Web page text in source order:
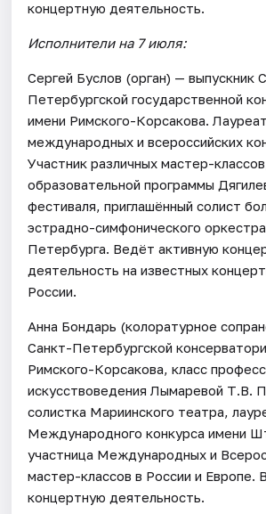
концертную деятельность.
Исполнители на 7 июля:
Сергей Буслов (орган) — выпускник
Петербургской государственной
имени Римского-Корсакова. Лауреат
международных и всероссийских
Участник различных мастер-
образовательной программы
фестиваля, приглашённый солист
эстрадно-симфонического
Петербурга. Ведёт активную
деятельность на известных
России.
Анна Бондарь (колоратурное
Санкт-Петербургской
Римского-Корсакова, класс
искусствоведения Лымаревой Т.В.
солистка Мариинского театра,
Международного конкурса имени
участница Международных и
мастер-классов в России и Европе.
концертную деятельность.